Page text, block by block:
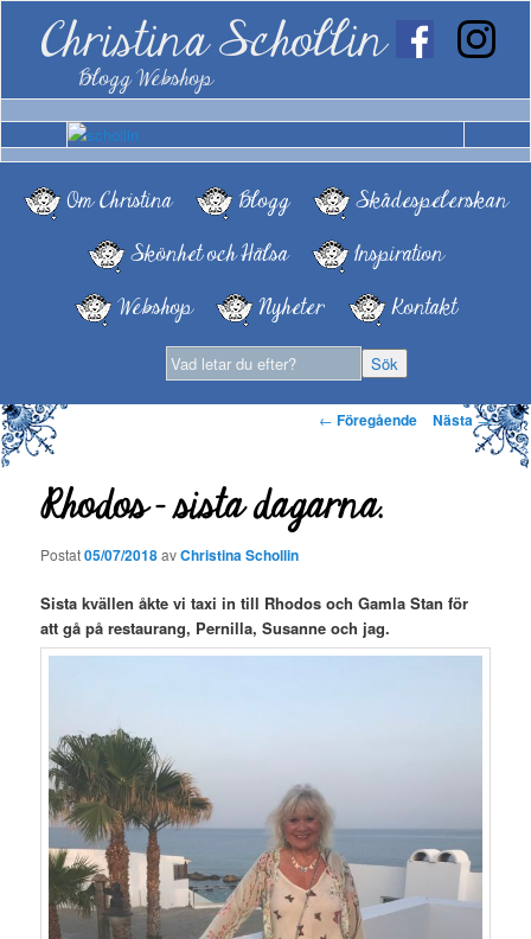
Christina Schollin
Blogg Webshop
Om Christina Blogg
Skådespelerskan
Skönhet och Hälsa
Inspiration
Webshop
Nyheter Kontakt
Inläggsnavigering
← Föregående Nästa→
Rhodos – sista dagarna.
Postat05/07/2018avChristina Schollin
Sista kvällen åkte vi taxi in till Rhodos och Gamla Stan för
att gå på restaurang, Pernilla, Susanne och jag.